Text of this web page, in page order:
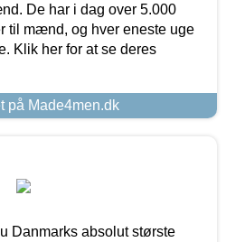
De har i dag over 5.000
til mænd, og hver eneste uge
Klik her for at se deres
på Made4men.dk
Danmarks absolut største